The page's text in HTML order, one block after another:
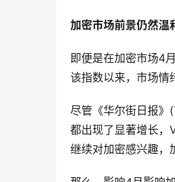
加密市场前景仍然温
即便是在加密市场4
该指数以来，市场情
尽管《华尔街日报
都出现了显著增长，
继续对加密感兴趣，